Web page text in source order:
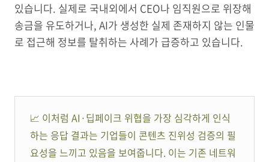
있습니다. 실제로 국내외에서 CEO나 임직원으로 위장해
송금을 유도하거나, AI가 생성한 실제 존재하지 않는 인물
로 접근해 정보를 탈취하는 사례가 급증하고 있습니다.
📈 이처럼 AI·딥페이크 위협을 가장 심각하게 인식
하는 응답 결과는 기업들이 콘텐츠 진위성 검증의 필
요성을 느끼고 있음을 보여줍니다. 이는 기존 네트워